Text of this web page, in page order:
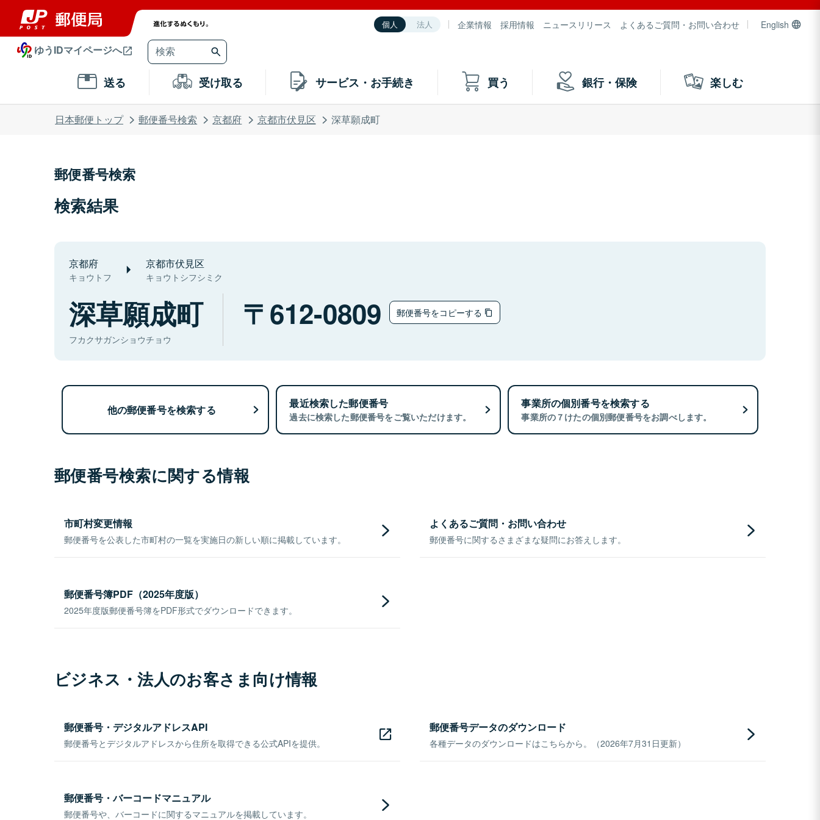
個人 法人 企業情報 採用情報 ニュースリリース よくあるご質問・お問い合わせ English
ゆうIDマイページへ
送る 受け取る サービス・お手続き 買う 銀行・保険 楽しむ
日本郵便トップ 郵便番号検索 京都府 京都市伏見区 深草願成町
郵便番号検索
検索結果
京都府
キョウトフ
京都市伏見区
キョウトシフシミク
深草願成町
フカクサガンショウチョウ
612-0809 郵便番号をコピーする
他の郵便番号を検索する 最近検索した郵便番号
過去に検索した郵便番号をご覧いただけます。
事業所の個別番号を検索する
事業所の７けたの個別郵便番号をお調べします。
郵便番号検索に関する情報
市町村変更情報
郵便番号を公表した市町村の一覧を実施日の新しい順に掲載しています。
よくあるご質問・お問い合わせ
郵便番号に関するさまざまな疑問にお答えします。
郵便番号簿PDF（2025年度版）
2025年度版郵便番号簿をPDF形式でダウンロードできます。
ビジネス・法人のお客さま向け情報
郵便番号・デジタルアドレスAPI
郵便番号とデジタルアドレスから住所を取得できる公式APIを提供。
郵便番号データのダウンロード
各種データのダウンロードはこちらから。（2026年7月31日更新）
郵便番号・バーコードマニュアル
郵便番号や、バーコードに関するマニュアルを掲載しています。